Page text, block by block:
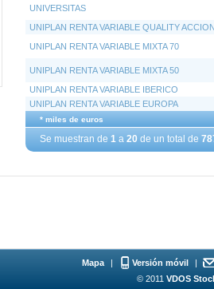
* miles de euros
Se muestran de 1 a 20 de un total de
UNIVERSITAS
UNIPLAN RENTA VARIABLE QUALITY
UNIPLAN RENTA VARIABLE MIXTA 70
UNIPLAN RENTA VARIABLE MIXTA 50
UNIPLAN RENTA VARIABLE IBERICO
UNIPLAN RENTA VARIABLE EUROPA
Mapa | Versión móvil
|
© 2011 VDOS